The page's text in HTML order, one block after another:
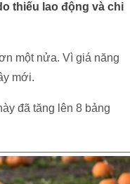
thiếu lao động và chi
một nửa. Vì giá năng
mới.
đã tăng lên 8 bảng